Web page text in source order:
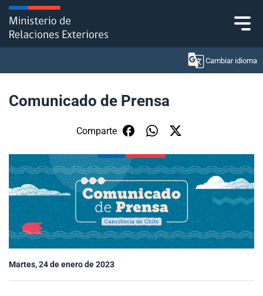
Click acá para ir directamente al contenido
Cambiar idioma
Embajadas y consulados
Servicios ciudadanos
Subsecretaría de Relaciones Económicas
Internacionales
Sala de prensa
Comunicado de Prensa
Comparte
Martes, 24 de enero de 2023